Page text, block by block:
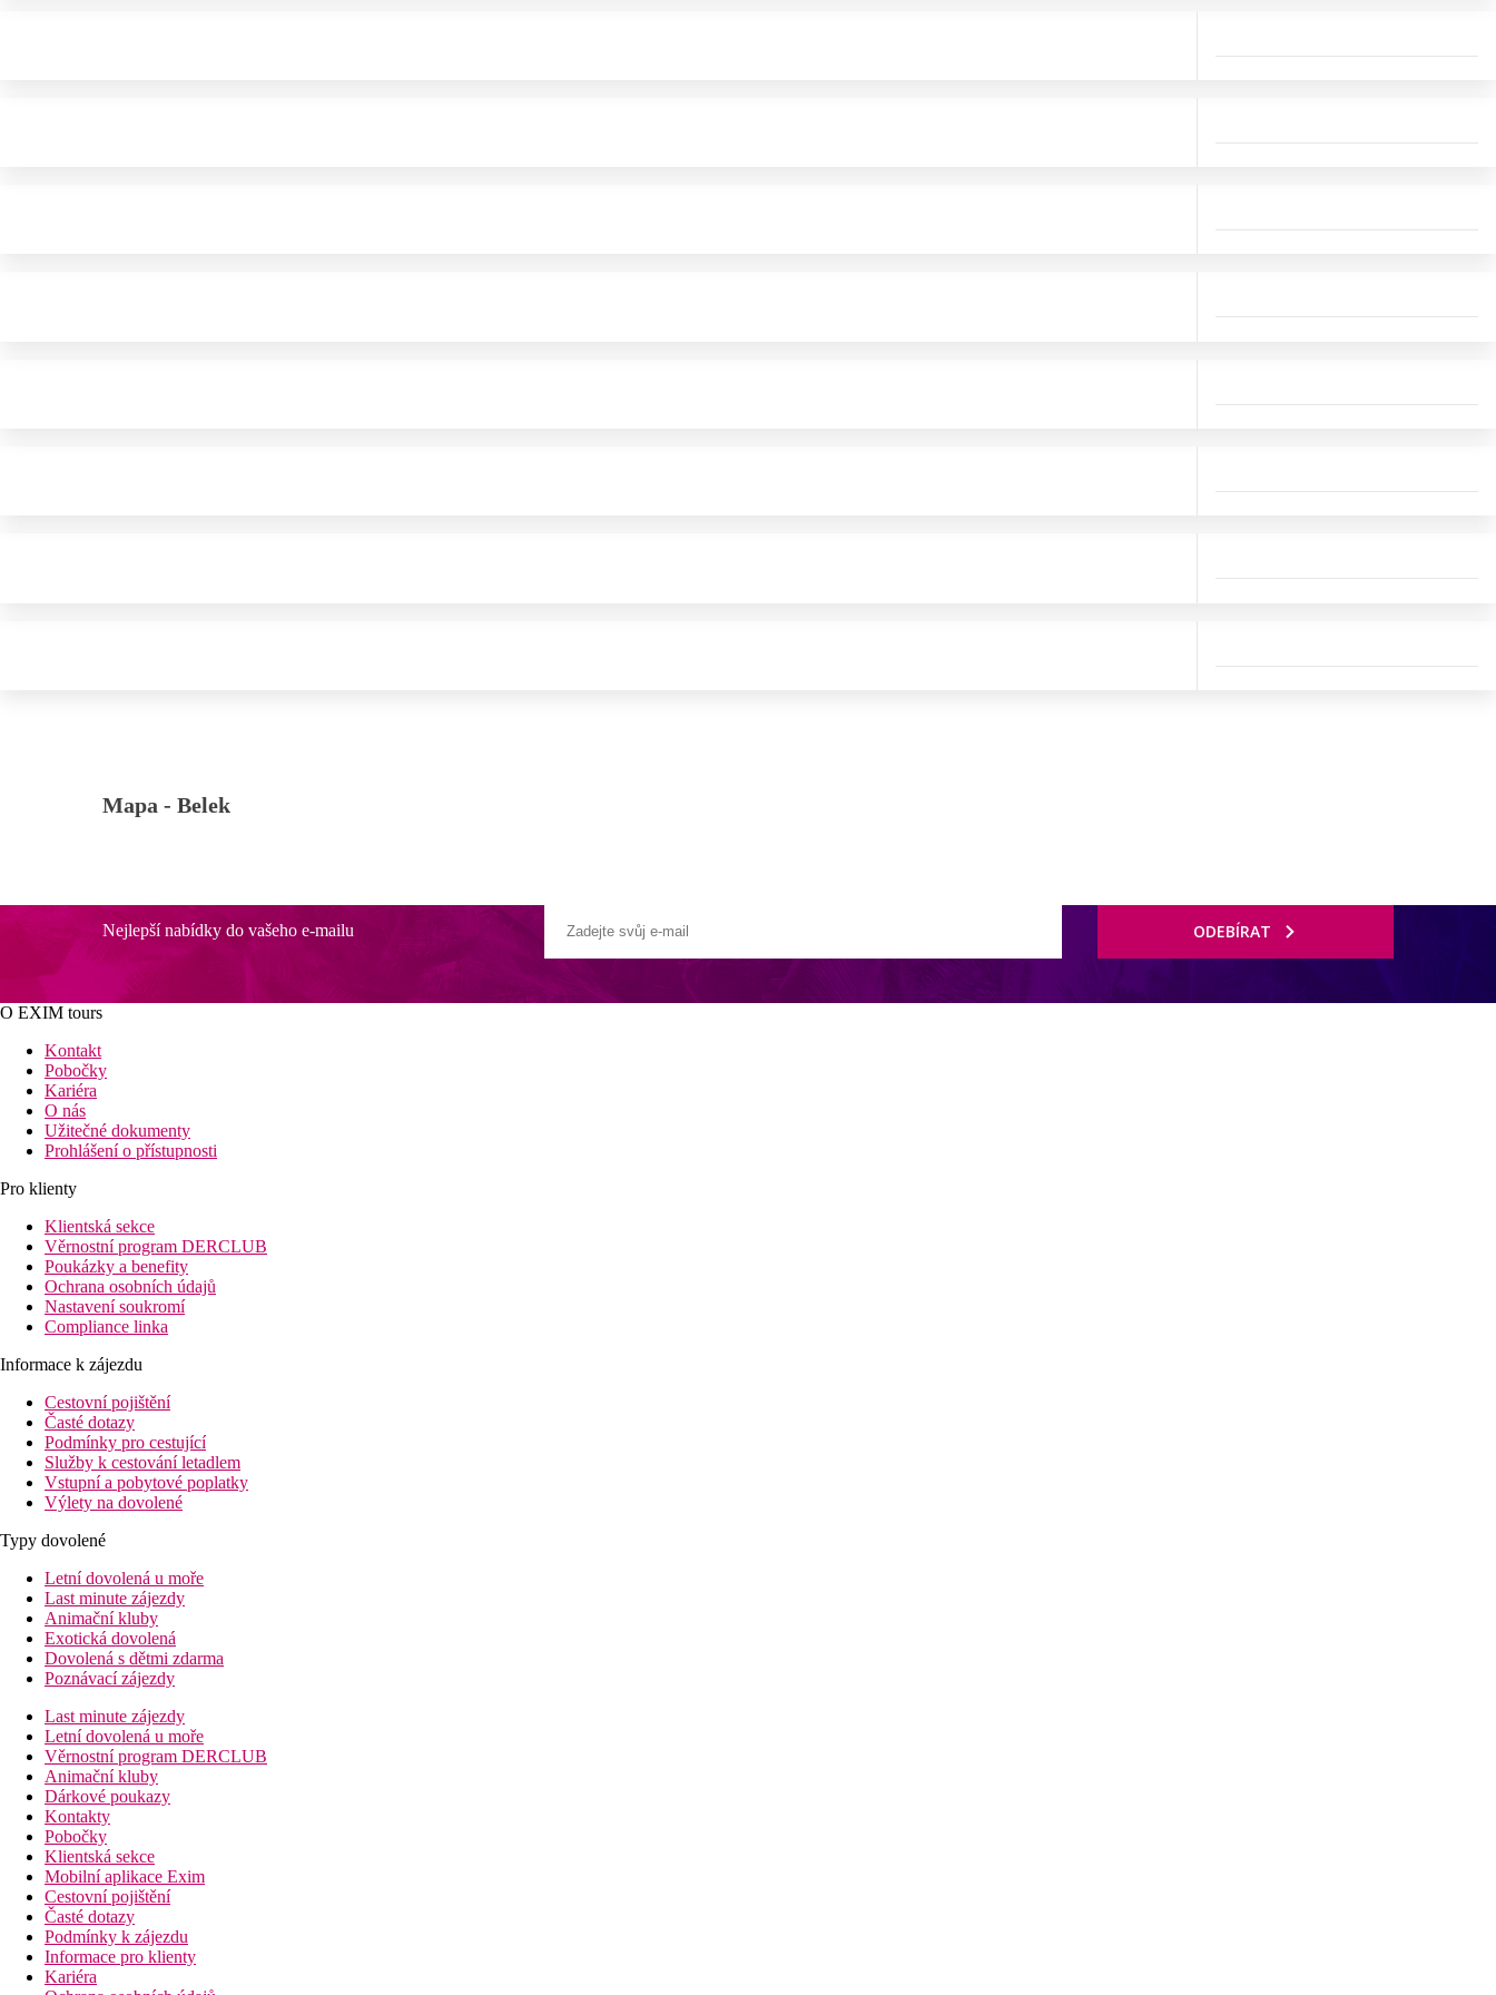
Mapa - Belek
Nejlepší nabídky do vašeho e-mailu ODEBÍRAT
O EXIM tours
Kontakt
Pobočky
Kariéra
O nás
Užitečné dokumenty
Prohlášení o přístupnosti
Pro klienty
Klientská sekce
Věrnostní program DERCLUB
Poukázky a benefity
Ochrana osobních údajů
Nastavení soukromí
Compliance linka
Informace k zájezdu
Cestovní pojištění
Časté dotazy
Podmínky pro cestující
Služby k cestování letadlem
Vstupní a pobytové poplatky
Výlety na dovolené
Typy dovolené
Letní dovolená u moře
Last minute zájezdy
Animační kluby
Exotická dovolená
Dovolená s dětmi zdarma
Poznávací zájezdy
Last minute zájezdy
Letní dovolená u moře
Věrnostní program DERCLUB
Animační kluby
Dárkové poukazy
Kontakty
Pobočky
Klientská sekce
Mobilní aplikace Exim
Cestovní pojištění
Časté dotazy
Podmínky k zájezdu
Informace pro klienty
Kariéra